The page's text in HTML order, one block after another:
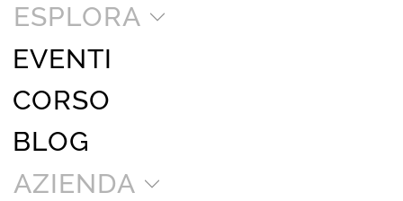
ESPLORA
EVENTI
CORSO
BLOG
AZIENDA